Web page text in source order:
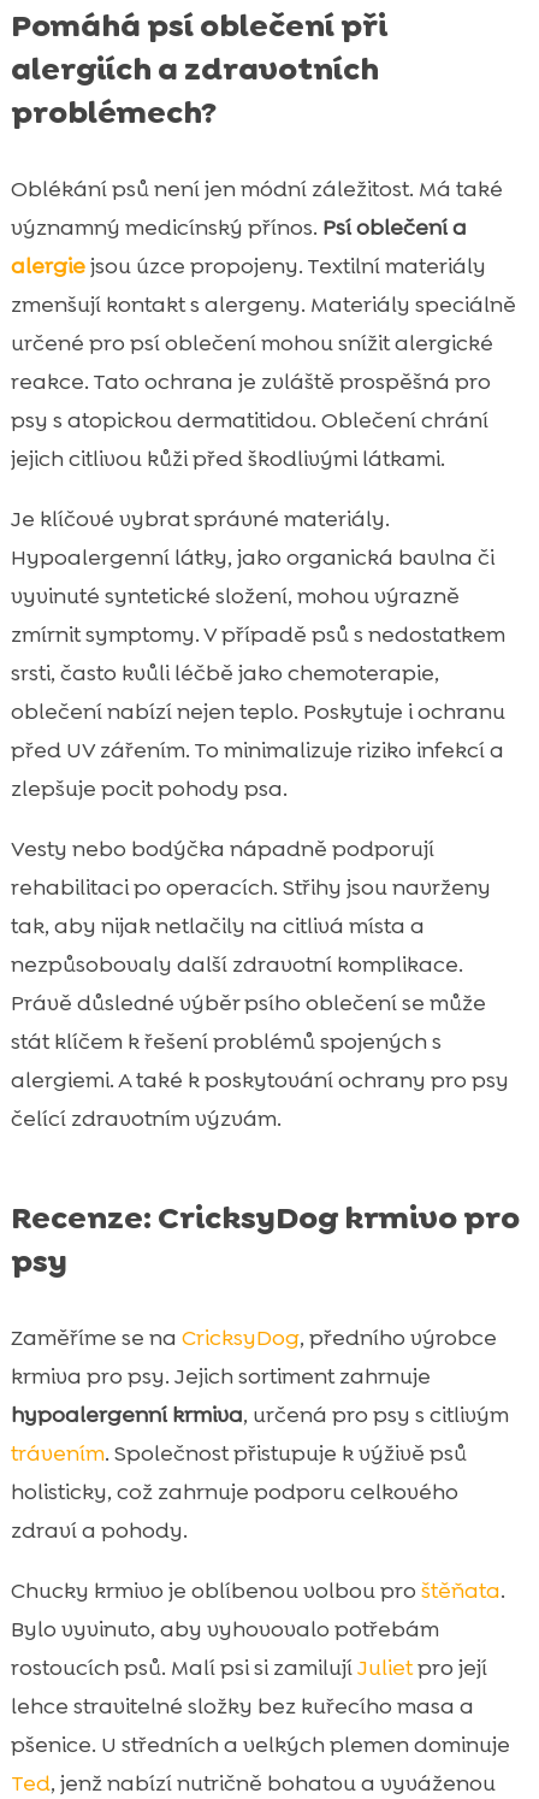
Pomáhá psí oblečení při
alergiích a zdravotních
problémech?
Oblékání psů není jen módní záležitost. Má také
významný medicínský přínos. Psí oblečení a
alergiejsou úzce propojeny. Textilní materiály
zmenšují kontakt s alergeny. Materiály speciálně
určené pro psí oblečení mohou snížit alergické
reakce. Tato ochrana je zvláště prospěšná pro
psy s atopickou dermatitidou. Oblečení chrání
jejich citlivou kůži před škodlivými látkami.
Je klíčové vybrat správné materiály.
Hypoalergenní látky, jako organická bavlna či
vyvinuté syntetické složení, mohou výrazně
zmírnit symptomy. V případě psů s nedostatkem
srsti, často kvůli léčbě jako chemoterapie,
oblečení nabízí nejen teplo. Poskytuje i ochranu
před UV zářením. To minimalizuje riziko infekcí a
zlepšuje pocit pohody psa.
Vesty nebo bodýčka nápadně podporují
rehabilitaci po operacích. Střihy jsou navrženy
tak, aby nijak netlačily na citlivá místa a
nezpůsobovaly další zdravotní komplikace.
Právě důsledné výběr psího oblečení se může
stát klíčem k řešení problémů spojených s
alergiemi. A také k poskytování ochrany pro psy
čelící zdravotním výzvám.
Recenze: CricksyDog krmivo pro
psy
Zaměříme se na CricksyDog, předního výrobce
krmiva pro psy. Jejich sortiment zahrnuje
hypoalergenní krmiva, určená pro psy s citlivým
trávením. Společnost přistupuje k výživě psů
holisticky, což zahrnuje podporu celkového
zdraví a pohody.
Chucky krmivo je oblíbenou volbou pro štěňata.
Bylo vyvinuto, aby vyhovovalo potřebám
rostoucích psů. Malí psi si zamilujíJulietpro její
lehce stravitelné složky bez kuřecího masa a
pšenice. U středních a velkých plemen dominuje
Ted, jenž nabízí nutričně bohatou a vyváženou